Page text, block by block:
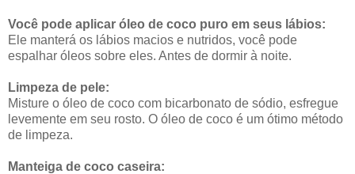
Você pode aplicar óleo de coco puro em seus lábios:
Ele manterá os lábios macios e nutridos, você pode
espalhar óleos sobre eles. Antes de dormir à noite.
Limpeza de pele:
Misture o óleo de coco com bicarbonato de sódio, esfregue
levemente em seu rosto. O óleo de coco é um ótimo método
de limpeza.
Manteiga de coco caseira: